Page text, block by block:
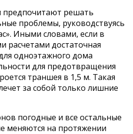
решать
проблемы, руководствуясь
Иными словами, если в
расчетами достаточная
одноэтажного дома
для предотвращения
траншея в 1,5 м. Такая
за собой только лишние
погодные и все остальные
меняются на протяжении